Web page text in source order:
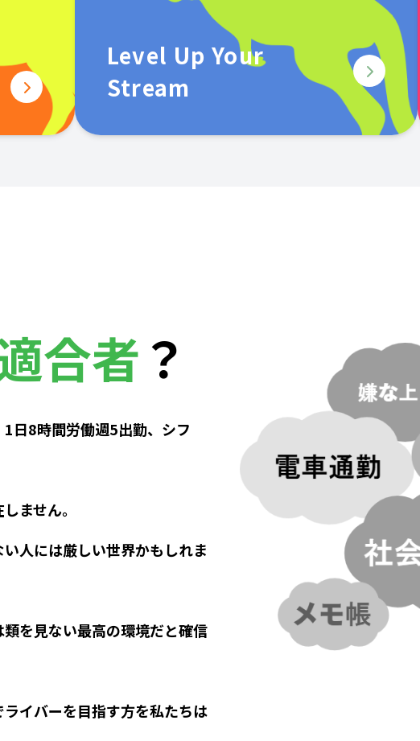
Level Up Your
Stream
合者？
日8時間労働週5出勤、シフ
ません。
人には厳しい世界かもしれま
を見ない最高の環境だと確信
イバーを目指す方を私たちは